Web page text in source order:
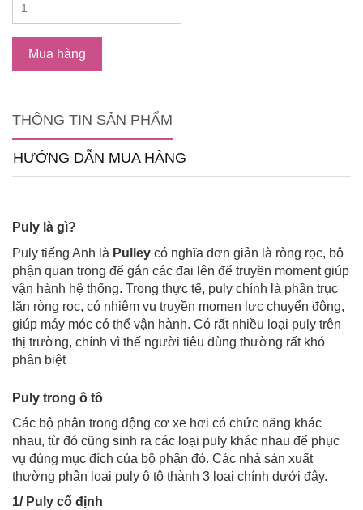
Mua hàng
THÔNG TIN SẢN PHẨM
HƯỚNG DẪN MUA HÀNG
Puly là gì?
Puly tiếng Anh là Pulley có nghĩa đơn giản là ròng rọc, bộ
phận quan trọng để gắn các đai lên để truyền moment giúp
vận hành hệ thống. Trong thực tế, puly chính là phần trục
lăn ròng rọc, có nhiệm vụ truyền momen lực chuyển động,
giúp máy móc có thể vận hành. Có rất nhiều loại puly trên
thị trường, chính vì thế người tiêu dùng thường rất khó
phân biệt
Puly trong ô tô
Các bộ phận trong động cơ xe hơi có chức năng khác
nhau, từ đó cũng sinh ra các loại puly khác nhau để phục
vụ đúng mục đích của bộ phận đó. Các nhà sản xuất
thường phân loại puly ô tô thành 3 loại chính dưới đây.
1/ Puly cố định